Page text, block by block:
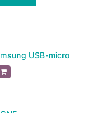
USB-micro